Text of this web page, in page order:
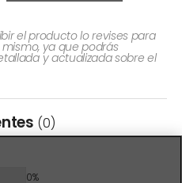
el producto lo revises para
ya que podrás
y actualizada sobre el
(0)
0%